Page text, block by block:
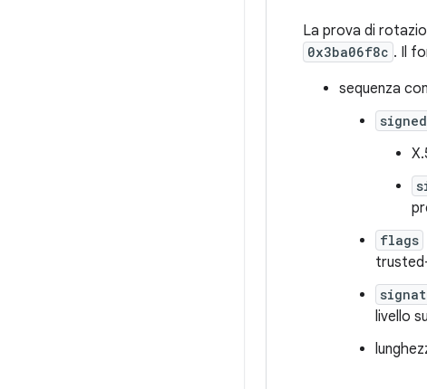
La prova di
0x3ba06f8c . Il
sequenza
flags
livello